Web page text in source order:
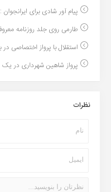
پیام آور شادی برای ایرانجوان
طارمی روی جلد روزنامه
استقلال با پرواز اختصاصی
پرواز شاهین شهرداری در
نظرات